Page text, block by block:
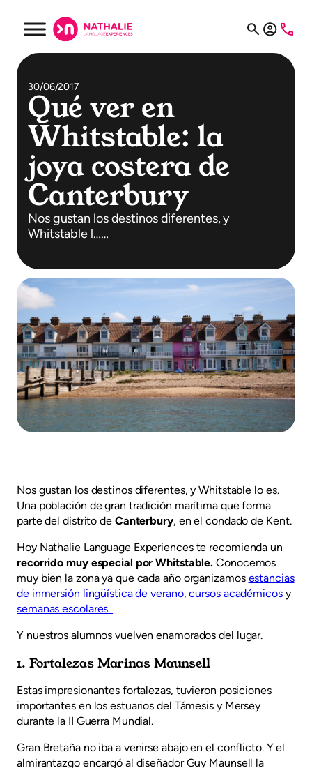
30/06/2017
Qué ver en
Whitstable: la
joya costera de
Canterbury
Nos gustan los destinos diferentes, y
Whitstable l……
Nos gustan los destinos diferentes, y Whitstable lo es.
Una población de gran tradición marítima que forma
parte del distrito de Canterbury, en el condado de Kent.
Hoy Nathalie Language Experiences te recomienda un
recorrido muy especial por Whitstable.Conocemos
muy bien la zona ya que cada año organizamos estancias
de inmersión lingüística de verano,cursos académicosy
semanas escolares.
Y nuestros alumnos vuelven enamorados del lugar.
1. Fortalezas Marinas Maunsell
Estas impresionantes fortalezas, tuvieron posiciones
importantes en los estuarios del Támesis y Mersey
durante la II Guerra Mundial.
Gran Bretaña no iba a venirse abajo en el conflicto. Y el
almirantazgo encargó al diseñador Guy Maunsell la